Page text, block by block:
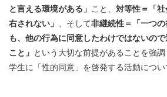
と言える環境がある」 こと、 対等性＝「
右されない」
、そして非継続性＝「一つ
も、他の行為に同意したわけではないの
こと」 という大切な前提があることを強
学生に「性的同意」を啓発する活動につい